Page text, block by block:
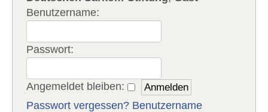
Benutzername:
Passwort:
Angemeldet bleiben:
Passwort vergessen? Benutzername